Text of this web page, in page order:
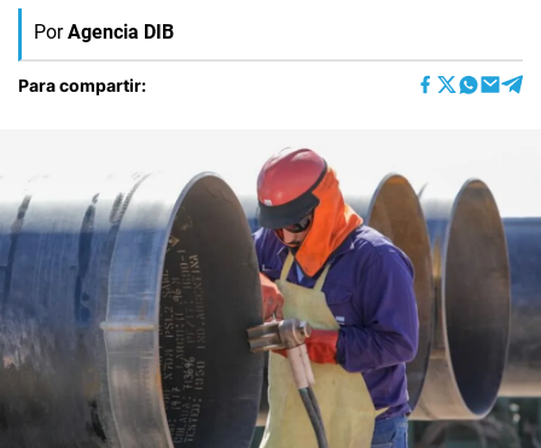
Por Agencia DIB
Para compartir: